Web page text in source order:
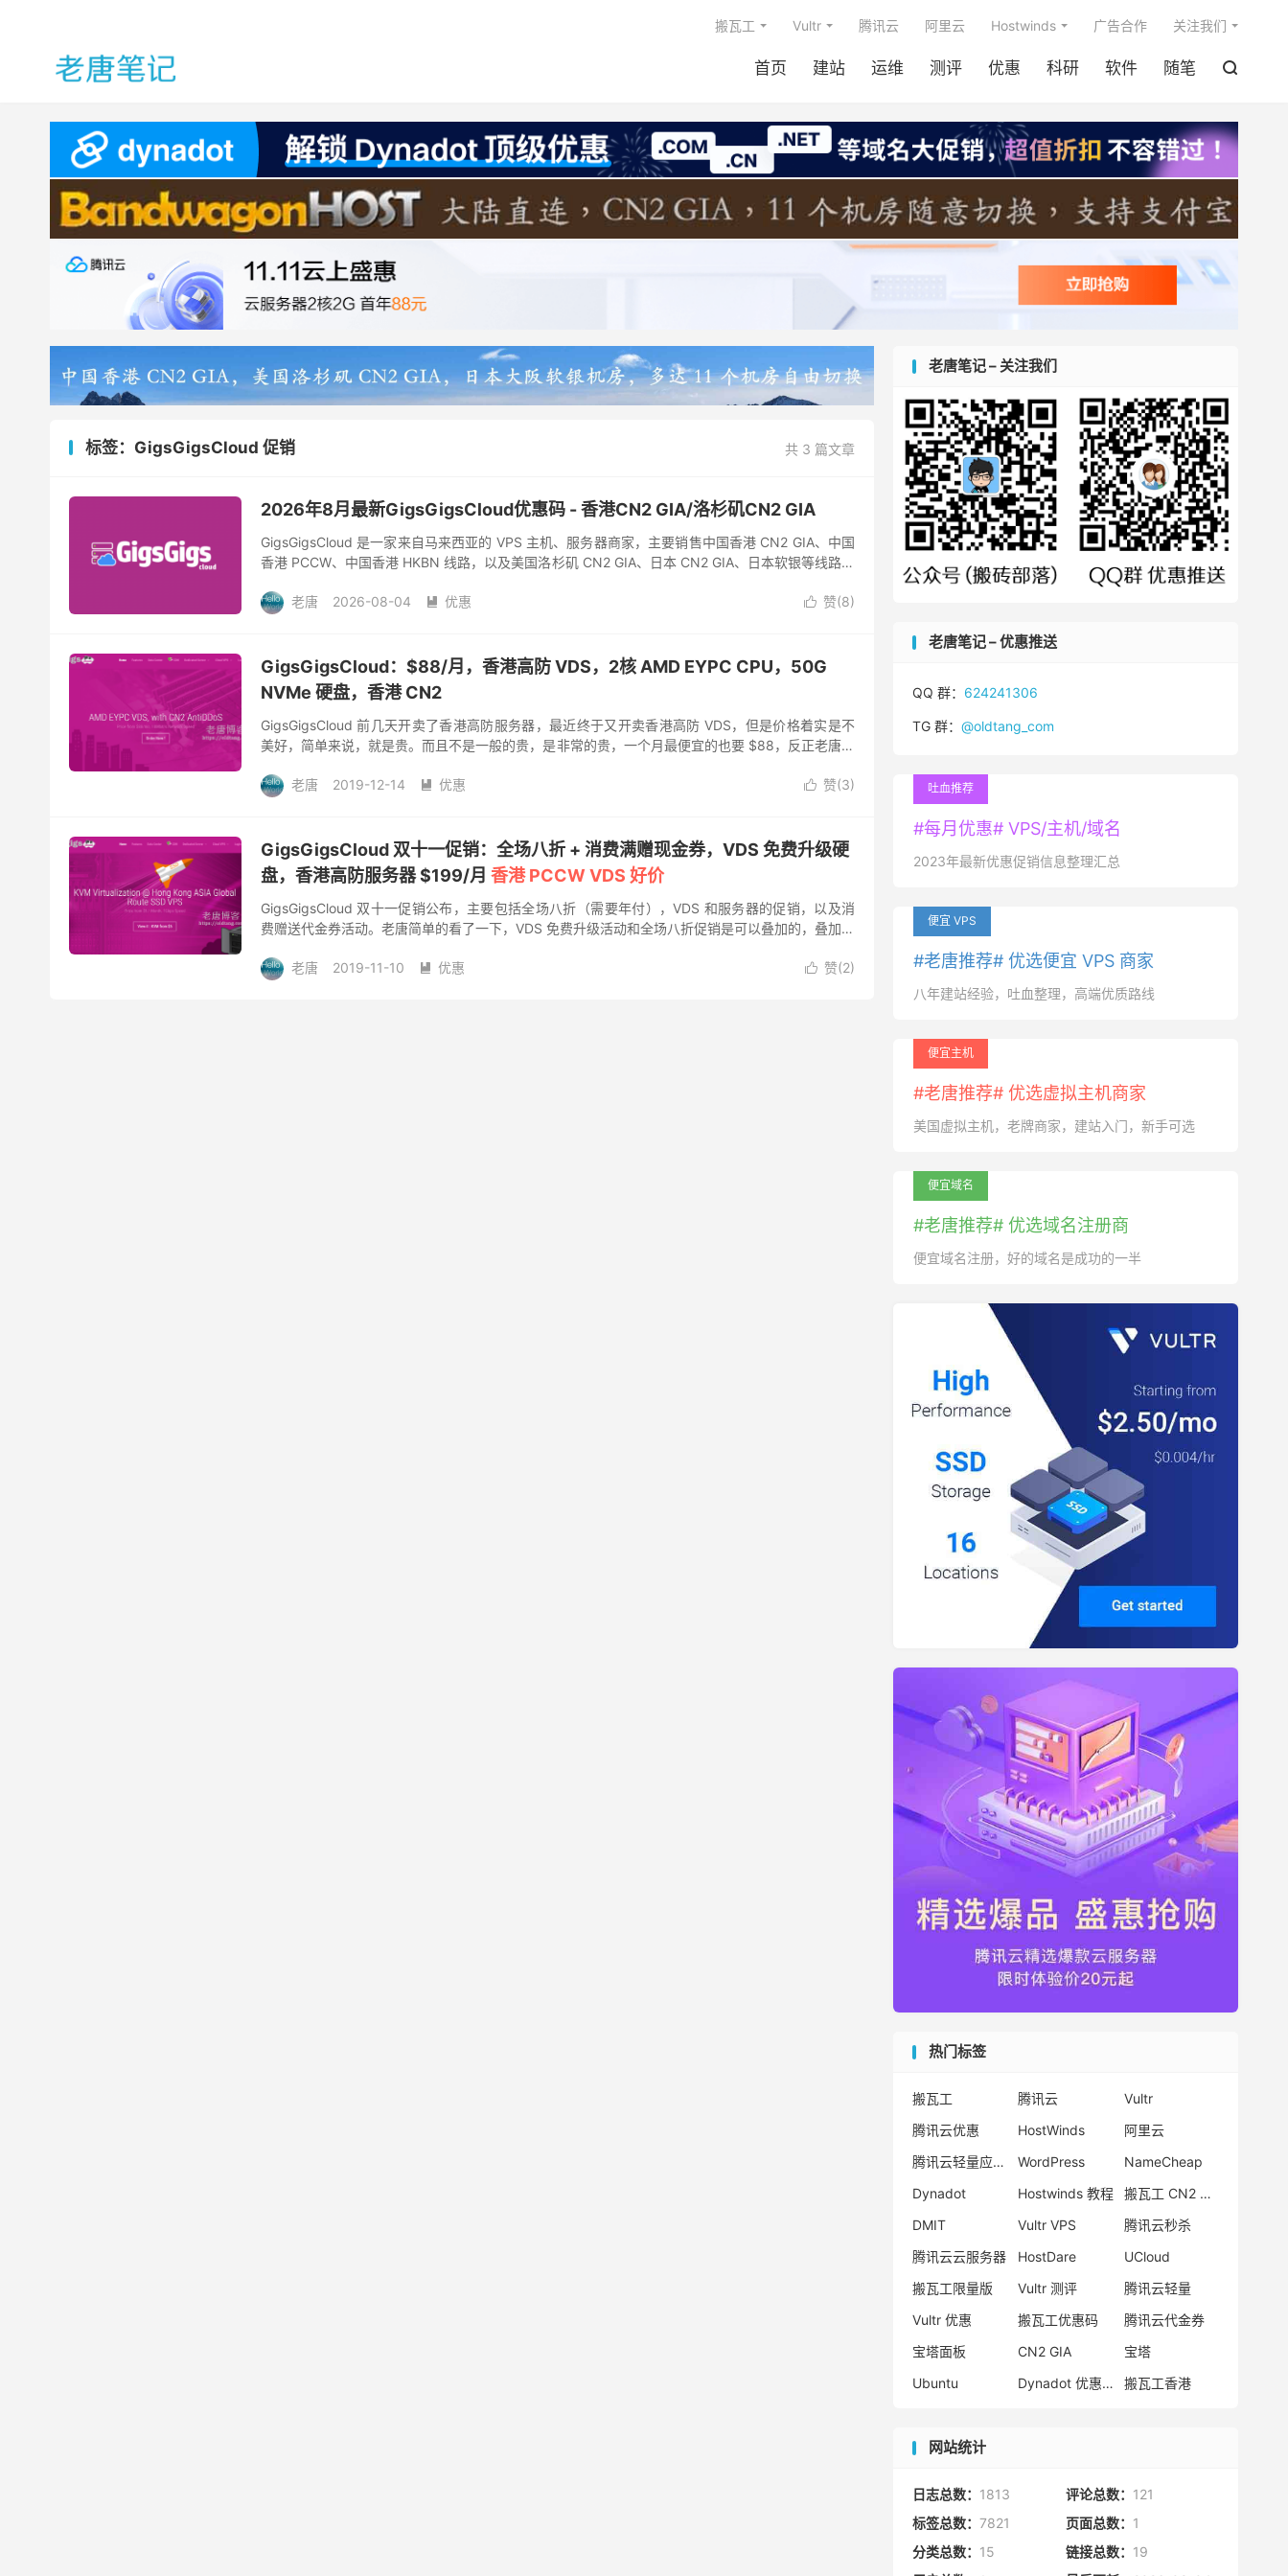
首页 建站 运维 测评 优惠 科研 软件 随笔 
搬瓦工 Vultr 腾讯云 阿里云 Hostwinds 广告合作 关注我们
共 3 篇文章
标签：GigsGigsCloud 促销
2026年8月最新GigsGigsCloud优惠码 - 香港CN2 GIA/洛杉矶CN2 GIA
GigsGigsCloud 是一家来自马来西亚的 VPS 主机、服务器商家，主要销售中国香港 CN2 GIA、中国
香港 PCCW、中国香港 HKBN 线路，以及美国洛杉矶 CN2 GIA、日本 CN2 GIA、日本软银等线路，
 赞(8)
老唐 2026-08-04  优惠
GigsGigsCloud：$88/月，香港高防 VDS，2核 AMD EYPC CPU，50G
NVMe 硬盘，香港 CN2
GigsGigsCloud 前几天开卖了香港高防服务器，最近终于又开卖香港高防 VDS，但是价格着实是不
美好，简单来说，就是贵。而且不是一般的贵，是非常的贵，一个月最便宜的也要 $88，反正老唐觉
 赞(3)
老唐 2019-12-14  优惠
GigsGigsCloud 双十一促销：全场八折 + 消费满赠现金券，VDS 免费升级硬
盘，香港高防服务器 $199/月 香港 PCCW VDS 好价
GigsGigsCloud 双十一促销公布，主要包括全场八折（需要年付），VDS 和服务器的促销，以及消
费赠送代金券活动。老唐简单的看了一下，VDS 免费升级活动和全场八折促销是可以叠加的，叠加之
 赞(2)
老唐 2019-11-10  优惠
老唐笔记 – 关注我们
老唐笔记 – 优惠推送
QQ 群： 624241306
TG 群： @oldtang_com
吐血推荐
#每月优惠# VPS/主机/域名
2023年最新优惠促销信息整理汇总
便宜 VPS
#老唐推荐# 优选便宜 VPS 商家
八年建站经验，吐血整理，高端优质路线
便宜主机
#老唐推荐# 优选虚拟主机商家
美国虚拟主机，老牌商家，建站入门，新手可选
便宜域名
#老唐推荐# 优选域名注册商
便宜域名注册，好的域名是成功的一半
热门标签
搬瓦工 腾讯云
Vultr
腾讯云优惠
HostWinds
阿里云
腾讯云轻量应用服务器
WordPress
NameCheap
Dynadot
Hostwinds 教程
搬瓦工 CN2 GIA
DMIT
Vultr VPS
腾讯云秒杀
腾讯云云服务器
HostDare
UCloud
搬瓦工限量版
Vultr 测评
腾讯云轻量
Vultr 优惠
搬瓦工优惠码
腾讯云代金券
宝塔面板
CN2 GIA
宝塔
Ubuntu
Dynadot 优惠码 搬瓦工香港
网站统计
日志总数： 1813 评论总数： 121
标签总数： 7821 页面总数： 1
分类总数： 15 链接总数： 19